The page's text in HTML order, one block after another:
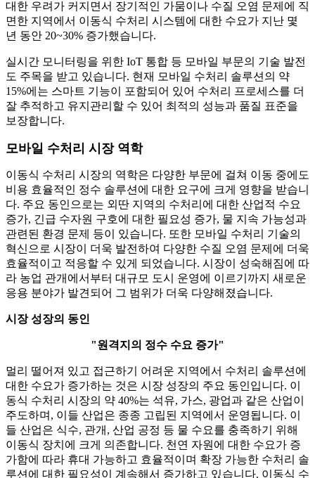
대한 우려가 커지면서 장기적인 가뭄이나 수질 오염 문제에 직
면한 지역에서 이동식 수처리 시스템에 대한 수요가 지난 몇
년 동안 20~30% 증가했습니다.
실시간 모니터링을 위한 IoT 통합 등 모바일 부문의 기술 발전
도 주목을 받고 있습니다. 현재 모바일 수처리 솔루션의 약
15%에는 스마트 기능이 포함되어 있어 수처리 프로세스를 더
잘 추적하고 유지관리할 수 있어 최적의 성능과 품질 표준을
보장합니다.
모바일 수처리 시장 역학
이동식 수처리 시장의 역학은 다양한 부문에 걸쳐 이동 중에도
비용 효율적인 정수 솔루션에 대한 요구에 크게 영향을 받습니
다. 주요 동인으로는 외딴 지역의 수처리에 대한 산업적 수요
증가, 긴급 수자원 구호에 대한 필요성 증가, 물 지속 가능성과
관련된 환경 문제 등이 있습니다. 또한 모바일 수처리 기술의
혁신으로 시장이 더욱 발전하여 다양한 수질 오염 문제에 더욱
효율적이고 적응할 수 있게 되었습니다. 시장이 성숙해짐에 따
라 농업 관개에서부터 대규모 도시 운영에 이르기까지 새로운
응용 분야가 발견되어 그 범위가 더욱 다양해졌습니다.
시장 성장의 동인
"원격지의 정수 수요 증가"
멀리 떨어져 있고 접근하기 어려운 지역에서 수처리 솔루션에
대한 수요가 증가하는 것은 시장 성장의 주요 동인입니다. 이
동식 수처리 시장의 약 40%는 석유, 가스, 광업과 같은 산업이
주도하며, 이들 산업은 종종 고립된 지역에서 운영됩니다. 이
들 산업은 식수, 관개, 산업 공정 등 물 수요를 충족하기 위해
이동식 장치에 크게 의존합니다. 천연 자원에 대한 수요가 증
가함에 따라 휴대 가능하고 효율적이며 확장 가능한 수처리 솔
루션에 대한 필요성이 계속해서 증가하고 있습니다. 이동식 수